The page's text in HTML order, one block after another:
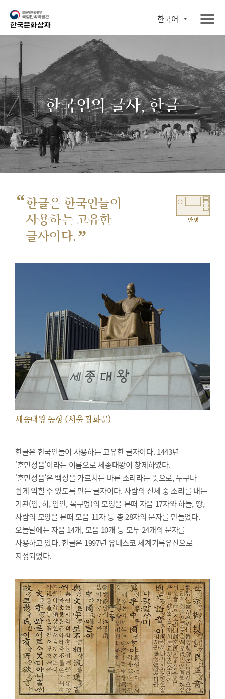
한국어
한국인의 글자, 한글
“한글은 한국인들이
사용하는 고유한
글자이다. ”
안녕
세종대왕 동상 (서울 광화문)
한글은 한국인들이 사용하는 고유한 글자이다. 1443년
‘훈민정음’이라는 이름으로 세종대왕이 창제하였다.
‘훈민정음’은 백성을 가르치는 바른 소리라는 뜻으로, 누구나
쉽게 익힐 수 있도록 만든 글자이다. 사람의 신체 중 소리를 내는
기관(입, 혀, 입안, 목구멍)의 모양을 본떠 자음 17자와 하늘, 땅,
사람의 모양을 본떠 모음 11자 등 총 28자의 문자를 만들었다.
오늘날에는 자음 14개, 모음 10개 등 모두 24개의 문자를
사용하고 있다. 한글은 1997년 유네스코 세계기록유산으로
지정되었다.